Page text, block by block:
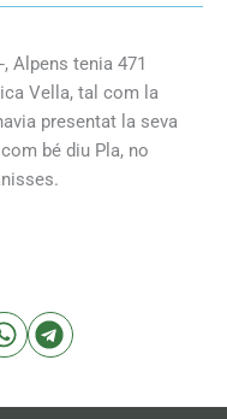
Alpens tenia 471
Vella, tal com la
presentat la seva
bé diu Pla, no